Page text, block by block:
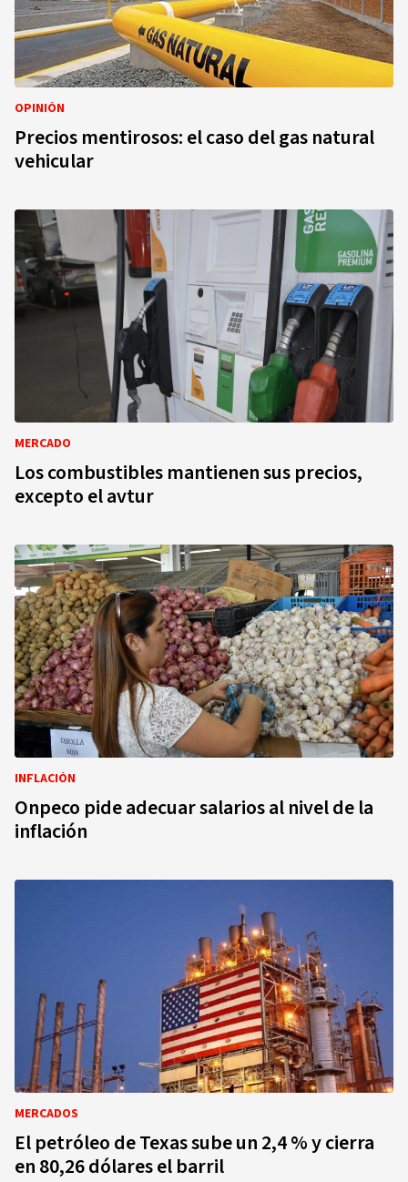
OPINIÓN
Precios mentirosos: el caso del gas natural
vehicular
MERCADO
Los combustibles mantienen sus precios,
excepto el avtur
INFLACIÓN
Onpeco pide adecuar salarios al nivel de la
inflación
MERCADOS
El petróleo de Texas sube un 2,4 % y cierra
en 80,26 dólares el barril